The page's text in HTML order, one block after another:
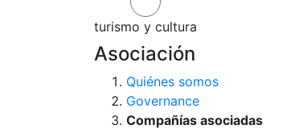
turismo y cultura
Asociación
Quiénes somos
Governance
Compañías asociadas